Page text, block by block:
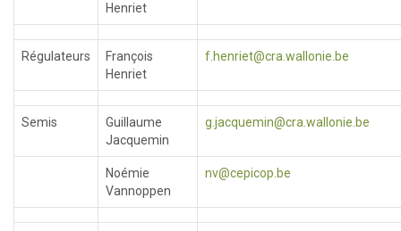
Henriet
Régulateurs
François
Henriet
f.henriet@cra.wallonie.be
Semis
Guillaume
Jacquemin
g.jacquemin@cra.wallonie.be
Noémie
Vannoppen
nv@cepicop.be